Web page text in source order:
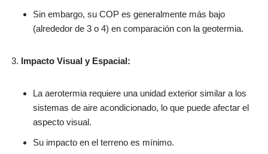
Sin embargo, su COP es generalmente más bajo
(alrededor de 3 o 4) en comparación con la geotermia.
Impacto Visual y Espacial:
La aerotermia requiere una unidad exterior similar a los
sistemas de aire acondicionado, lo que puede afectar el
aspecto visual.
Su impacto en el terreno es mínimo.